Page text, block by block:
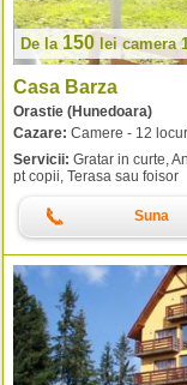
De la 150 lei camera
Casa Barza
Orastie (Hunedoara)
Cazare: Camere - 12
Servicii: Gratar in curte,
pt copii, Terasa sau foisor
Suna